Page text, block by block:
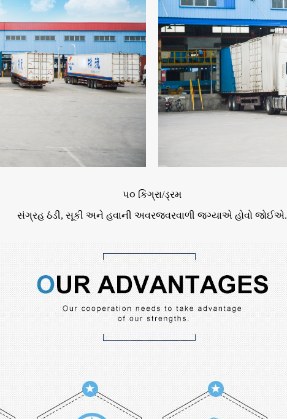
૫૦ કિગ્રા/ડ્રમ
સંગ્રહ ઠંડી, સૂકી અને હવાની અવરજવરવાળી જગ્યાએ હોવો જોઈએ.